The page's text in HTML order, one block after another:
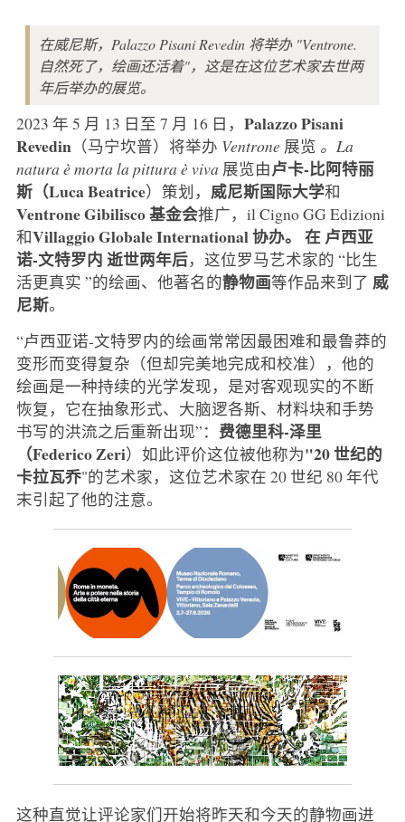
在威尼斯，Palazzo Pisani Revedin 将举办 "Ventrone.
自然死了，绘画还活着"，这是在这位艺术家去世两
年后举办的展览。
2023 年 5 月 13 日至 7 月 16 日， Palazzo Pisani
Revedin （马宁坎普）将举办 Ventrone展览 。La
natura è morta la pittura è viva 展览由卢卡-比阿特丽
斯（Luca Beatrice）策划， 威尼斯国际大学和
Ventrone Gibilisco 基金会推广，il Cigno GG Edizioni
和Villaggio Globale International 协办。 在卢西亚
诺-文特罗内逝世两年后，这位罗马艺术家的 “比生
活更真实 ”的绘画、他著名的静物画等作品来到了 威
尼斯。
“卢西亚诺-文特罗内的绘画常常因最困难和最鲁莽的
变形而变得复杂（但却完美地完成和校准），他的
绘画是一种持续的光学发现，是对客观现实的不断
恢复，它在抽象形式、大脑逻各斯、材料块和手势
书写的洪流之后重新出现”： 费德里科-泽里
（Federico Zeri）如此评价这位被他称为"20 世纪的
卡拉瓦乔"的艺术家，这位艺术家在 20 世纪 80 年代
末引起了他的注意。
这种直觉让评论家们开始将昨天和今天的静物画进